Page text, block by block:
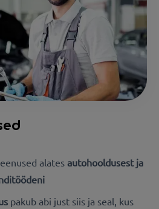
alates autohooldusest ja
pakub abi just siis ja seal, kus